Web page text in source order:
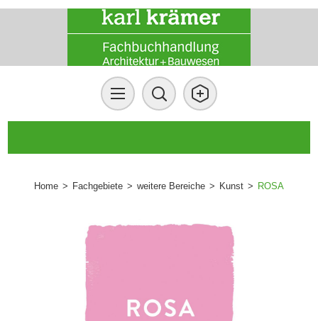
Home > Fachgebiete > weitere Bereiche > Kunst > ROSA